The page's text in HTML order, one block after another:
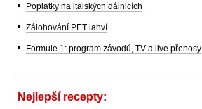
Poplatky na italských dálnicích
Zálohování PET lahví
Formule 1: program závodů, TV a live přenosy
Nejlepší recepty: